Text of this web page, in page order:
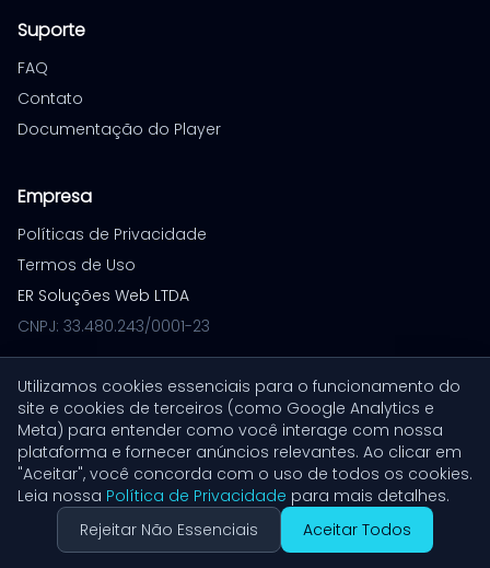
Suporte
FAQ
Contato
Documentação do Player
Empresa
Políticas de Privacidade
Termos de Uso
ER Soluções Web LTDA
CNPJ: 33.480.243/0001-23
© 2026 VoiceXpress. Todos os direitos reservados.
Build: 1779730054
Utilizamos cookies essenciais para o funcionamento do
site e cookies de terceiros (como Google Analytics e
Meta) para entender como você interage com nossa
plataforma e fornecer anúncios relevantes. Ao clicar em
"Aceitar", você concorda com o uso de todos os cookies.
Leia nossa Política de Privacidade para mais detalhes.
Rejeitar Não Essenciais
Aceitar Todos